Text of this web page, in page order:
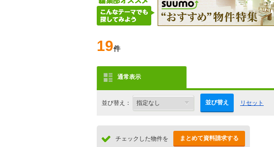
19件
通常表示
並び替え： 並び替え リセット
チェックした物件を まとめて資料請求する